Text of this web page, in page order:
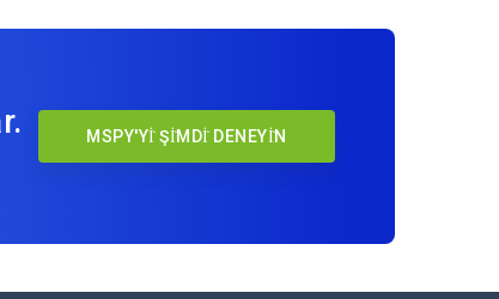
MSPY'Yİ ŞİMDİ DENEYİN